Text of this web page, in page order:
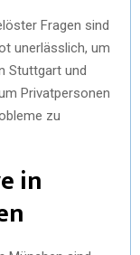
Fragen sind
unerlässlich, um
Stuttgart und
Privatpersonen
zu
in